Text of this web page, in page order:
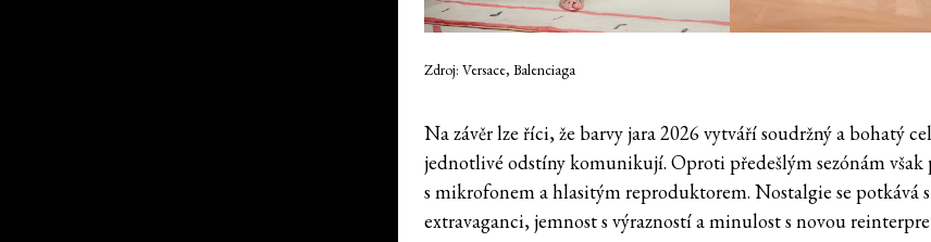
Zdroj: Versace, Balenciaga
Na závěr lze říci, že barvy jara 2026 vytváří soudržný a bohatý
jednotlivé odstíny komunikují. Oproti předešlým sezónám
s mikrofonem a hlasitým reproduktorem. Nostalgie se potkává
extravaganci, jemnost s výrazností a minulost s novou